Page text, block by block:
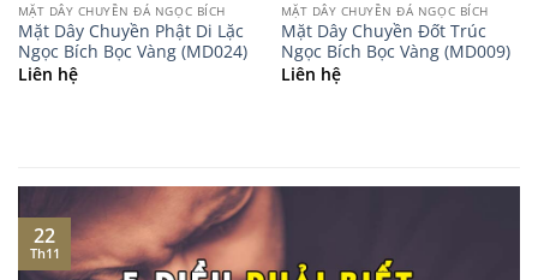
MẶT DÂY CHUYỀN ĐÁ NGỌC BÍCH
Mặt Dây Chuyền Phật Di Lặc
Ngọc Bích Bọc Vàng (MD024)
Liên hệ
MẶT DÂY CHUYỀN ĐÁ NGỌC BÍCH
Mặt Dây Chuyền Đốt Trúc
Ngọc Bích Bọc Vàng (MD009)
Liên hệ
22
Th11